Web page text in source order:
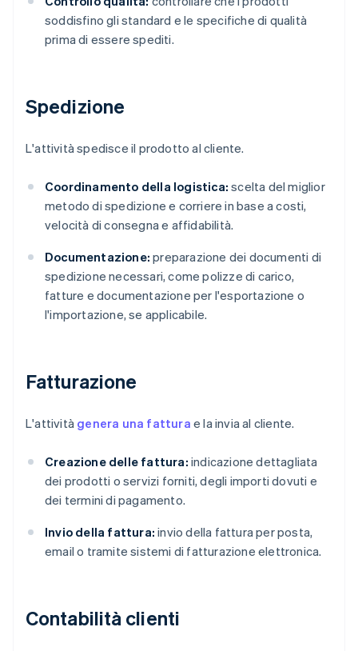
soddisfino gli standard e le specifiche di qualità
prima di essere spediti.
Spedizione
L'attività spedisce il prodotto al cliente.
Coordinamento della logistica: scelta del miglior
metodo di spedizione e corriere in base a costi,
velocità di consegna e affidabilità.
Documentazione: preparazione dei documenti di
spedizione necessari, come polizze di carico,
fatture e documentazione per l'esportazione o
l'importazione, se applicabile.
Fatturazione
L'attività genera una fattura e la invia al cliente.
Creazione delle fattura: indicazione dettagliata
dei prodotti o servizi forniti, degli importi dovuti e
dei termini di pagamento.
Invio della fattura: invio della fattura per posta,
email o tramite sistemi di fatturazione elettronica.
Contabilità clienti